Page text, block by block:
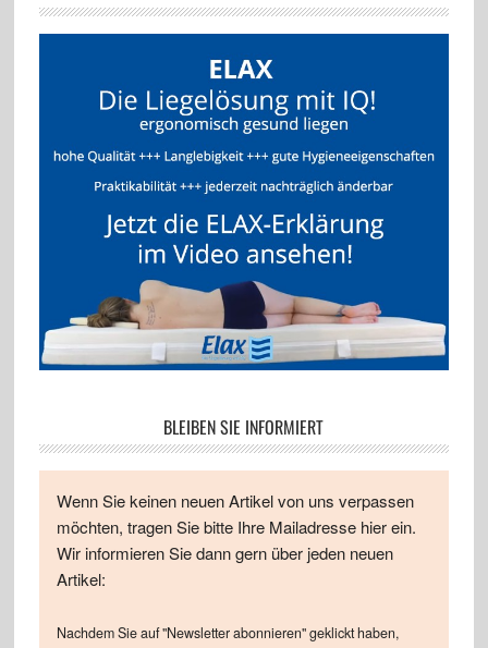
BLEIBEN SIE INFORMIERT
Wenn Sie keinen neuen Artikel von uns verpassen
möchten, tragen Sie bitte Ihre Mailadresse hier ein.
Wir informieren Sie dann gern über jeden neuen
Artikel:
Nachdem Sie auf "Newsletter abonnieren" geklickt haben,